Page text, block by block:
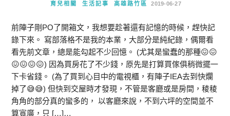
育兒相關 生活記事 高雄路竹區 2019-06-27
前陣子剛PO了開箱文，我想要趁著還有記憶的時候，趕快記
錄下來。 寫部落格不是我的本業，大部分是純紀錄，偶爾看
看先前文章，總是能勾起不少回憶。 (尤其是蠻蠢的那種😖😖
😖😖😖😖) 因為買房花了不少錢，原先是打算買傢俱稍微擺一
下卡省錢。 (為了買到心目中的電視櫃，有陣子IEA去到快爛
掉了😅😅) 但快到交屋時才發現，不管是客廳或是房間，稜稜
角角的部分真的蠻多的， 以客廳來說，不到六坪的空間並不
算寬廣，只 […]…